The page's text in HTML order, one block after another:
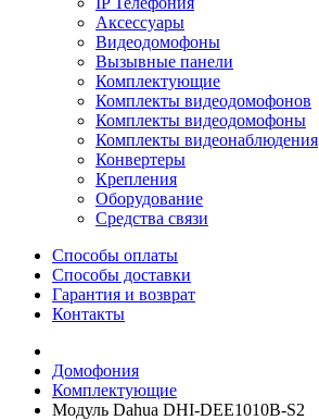
Аксессуары
Видеодомофоны
Вызывные панели
Комплектующие
Комплекты видеодомофонов
Комплекты видеодомофоны
Комплекты видеонаблюдения
Конвертеры
Крепления
Оборудование
Средства связи
Способы оплаты
Способы доставки
Гарантия и возврат
Контакты
Домофония
Комплектующие
Модуль Dahua DHI-DEE1010B-S2